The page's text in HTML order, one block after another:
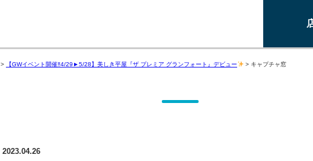
> 【GWイベント開催‼4/29►5/28】美しき平屋『ザ プレミア グランフォート』デビュー > キャプチャ窓
2023.04.26